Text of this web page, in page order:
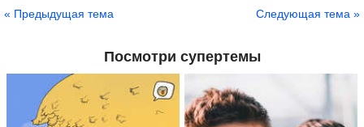
« Предыдущая тема Следующая тема »
Посмотри супертемы